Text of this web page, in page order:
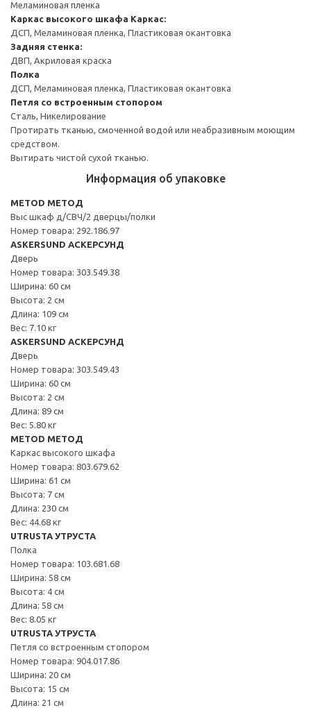
Меламиновая пленка
Каркас высокого шкафа Каркас:
ДСП, Меламиновая пленка, Пластиковая окантовка
Задняя стенка:
ДВП, Акриловая краска
Полка
ДСП, Меламиновая пленка, Пластиковая окантовка
Петля со встроенным стопором
Сталь, Никелирование
Протирать тканью, смоченной водой или неабразивным моющим
средством.
Вытирать чистой сухой тканью.
Информация об упаковке
METOD МЕТОД
Выс шкаф д/СВЧ/2 дверцы/полки
Номер товара: 292.186.97
ASKERSUND АСКЕРСУНД
Дверь
Номер товара: 303.549.38
Ширина: 60 см
Высота: 2 см
Длина: 109 см
Вес: 7.10 кг
ASKERSUND АСКЕРСУНД
Дверь
Номер товара: 303.549.43
Ширина: 60 см
Высота: 2 см
Длина: 89 см
Вес: 5.80 кг
METOD МЕТОД
Каркас высокого шкафа
Номер товара: 803.679.62
Ширина: 61 см
Высота: 7 см
Длина: 230 см
Вес: 44.68 кг
UTRUSTA УТРУСТА
Полка
Номер товара: 103.681.68
Ширина: 58 см
Высота: 4 см
Длина: 58 см
Вес: 8.05 кг
UTRUSTA УТРУСТА
Петля со встроенным стопором
Номер товара: 904.017.86
Ширина: 20 см
Высота: 15 см
Длина: 21 см